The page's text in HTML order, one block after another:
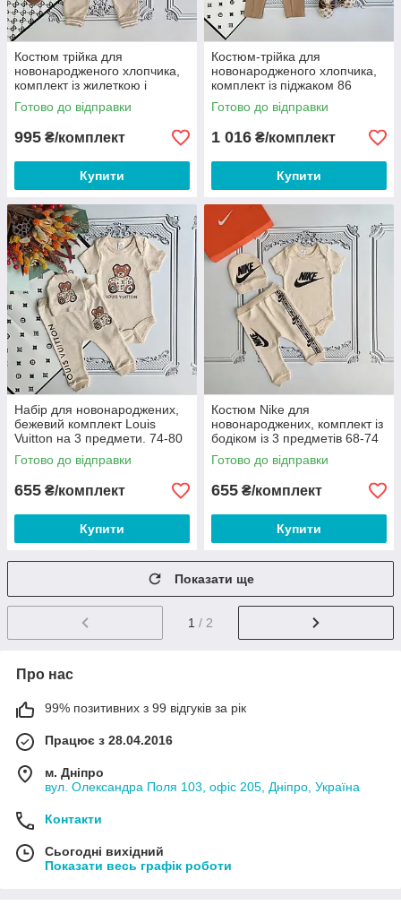
Костюм трійка для
новонародженого хлопчика,
комплект із жилеткою і
метеликом 86
Готово до відправки
995 ₴/комплект
Купити
Костюм-трійка для
новонародженого хлопчика,
комплект із піджаком 86
Готово до відправки
1 016 ₴/комплект
Купити
Набір для новонароджених,
бежевий комплект Louis
Vuitton на 3 предмети. 74-80
Готово до відправки
655 ₴/комплект
Купити
Костюм Nike для
новонароджених, комплект із
бодіком із 3 предметів 68-74
Готово до відправки
655 ₴/комплект
Купити
Показати ще
1 / 2
Про нас
99% позитивних з 99 відгуків за рік
Працює з 28.04.2016
м. Дніпро
вул. Олександра Поля 103, офіс 205, Дніпро, Україна
Контакти
Сьогодні вихідний
Показати весь графік роботи